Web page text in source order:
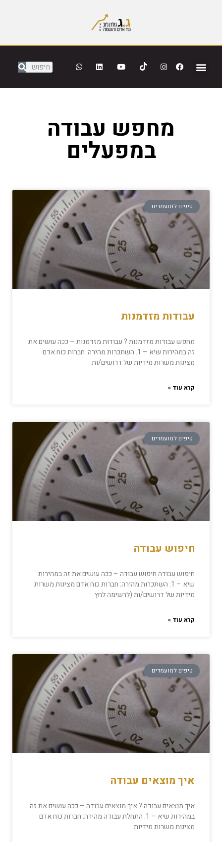
מחפש עבודה
במפעלים
טיפים למועמדים
עבודות מזדמנות
מחפש עבודות מזדמנות ? עבודות מזדמנות – ככה עושים את
זה במהירות שיא – 1. השתכרות מהירה: חברות כוח אדם
מציגות משרות מידיות של דרושים/ות
קרא עוד »
טיפים למועמדים
חיפוש עבודה
חיפוש עבודה חיפוש עבודה – ככה עושים את זה במהירות
שיא – 1. השתכרות מהירה: חברות כוח אדם מציגות משרות
מידיות של דרושים/ות (לרשימה לחץ
קרא עוד »
טיפים למועמדים
איך מוצאים עבודה
איך מוצאים עבודה ? איך מוצאים עבודה – ככה עושים את זה
במהירות שיא – 1. התחלת עבודה מהירה: חברות כוח אדם
מציגות משרות מידיות